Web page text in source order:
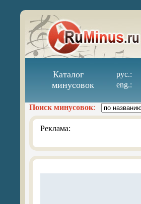
Каталог
минусовок
рус.:
eng.:
Поиск минусовок:
Реклама: